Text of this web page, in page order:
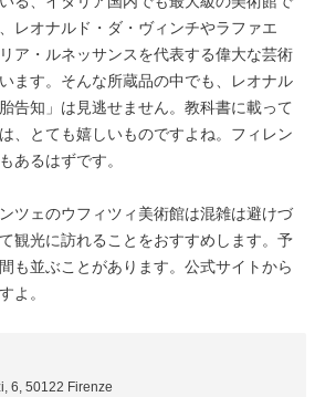
レオナルド・ダ・ヴィンチやラファエ
ア・ルネッサンスを代表する偉大な芸術
ます。そんな所蔵品の中でも、レオナル
告知」は見逃せません。教科書に載って
、とても嬉しいものですよね。フィレン
あるはずです。
ツェのウフィツィ美術館は混雑は避けづ
観光に訪れることをおすすめします。予
も並ぶことがあります。公式サイトから
よ。
6, 50122 Firenze